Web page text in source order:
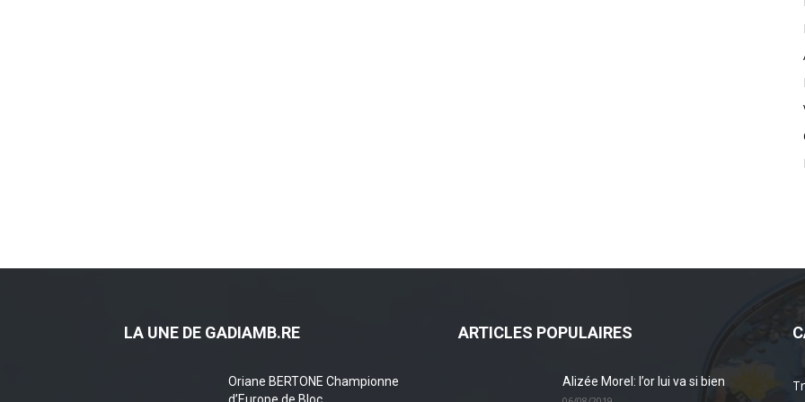
LA UNE DE GADIAMB.RE
Oriane BERTONE Championne
ARTICLES POPULAIRES
Alizée Morel: l’or lui va si bien